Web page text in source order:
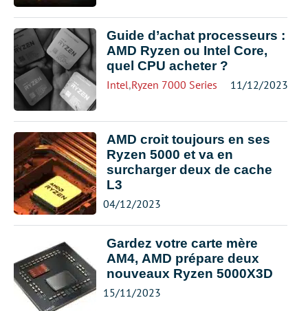
Guide d’achat processeurs :
AMD Ryzen ou Intel Core,
quel CPU acheter ?
Intel,Ryzen 7000 Series Ryzen 9000 Series
11/12/2023
AMD croit toujours en ses
Ryzen 5000 et va en
surcharger deux de cache
L3
04/12/2023
Gardez votre carte mère
AM4, AMD prépare deux
nouveaux Ryzen 5000X3D
15/11/2023